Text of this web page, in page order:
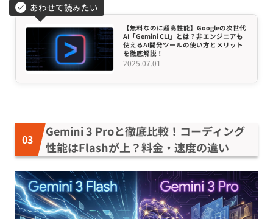
あわせて読みたい
【無料なのに超高性能】Googleの次世代
AI「Gemini CLI」とは？非エンジニアも
使えるAI開発ツールの使い方とメリット
を徹底解説！
2025.07.01
Gemini 3 Proと徹底比較！コーディング
性能はFlashが上？料金・速度の違い